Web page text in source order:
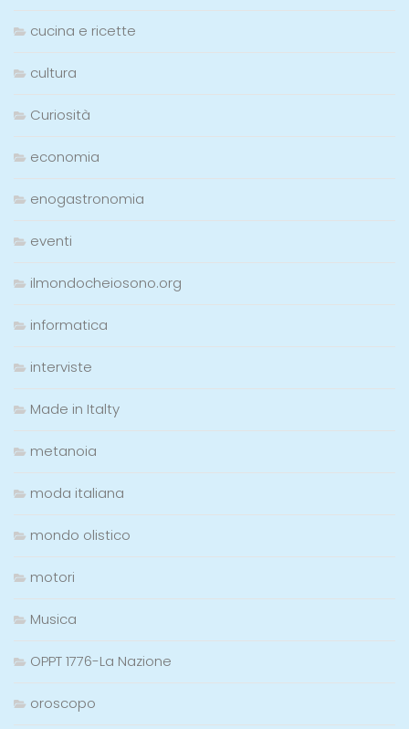
cucina e ricette
cultura
Curiosità
economia
enogastronomia
eventi
ilmondocheiosono.org
informatica
interviste
Made in Italty
metanoia
moda italiana
mondo olistico
motori
Musica
OPPT 1776-La Nazione
oroscopo